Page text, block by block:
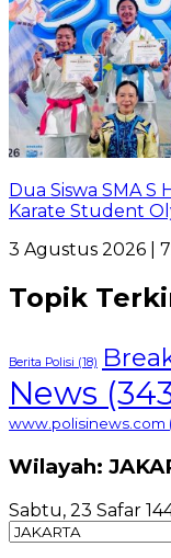
Dua Siswa SMA
Karate Student
3 Agustus 2026 |
Topik
Berita Polisi (18)
News
www.polisinews.com
Wilayah:
Sabtu, 23 Safar